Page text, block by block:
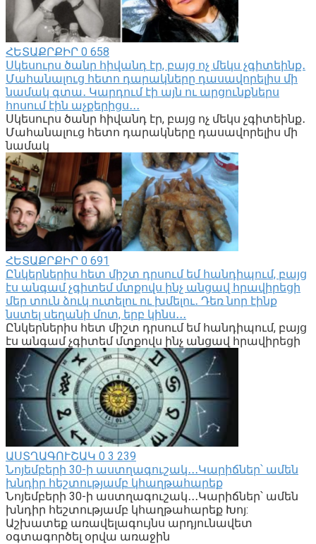
ՀԵՏԱՔՐՔԻՐ 0 658
Սկեսուրս ծանր հիվանդ էր, բայց ոչ մեկս չգիտեինք․
Մահանալուց հետո դարակները դասավորելիս մի
նամակ գտա․ Կարդում էի այն ու արցունքներս
հոսում էին աչքերիցս․․․
Սկեսուրս ծանր հիվանդ էր, բայց ոչ մեկս չգիտեինք․
Մահանալուց հետո դարակները դասավորելիս մի
նամակ
ՀԵՏԱՔՐՔԻՐ 0 691
Ընկերներիս հետ միշտ դրսում եմ հանդիպում, բայց
էս անգամ չգիտեմ մտքովս ինչ անցավ հրավիրեցի
մեր տուն ձուկ ուտելու ու խմելու․ Դեռ նոր էինք
նստել սեղանի մոտ, երբ կինս․․․
Ընկերներիս հետ միշտ դրսում եմ հանդիպում, բայց
էս անգամ չգիտեմ մտքովս ինչ անցավ հրավիրեցի
ԱՍՏՂԱԳՈՒՇԱԿ 0 3 239
Նոյեմբերի 30-ի աստղագուշակ․․․Կարիճներ՝ ամեն
խնդիր հեշտությամբ կհաղթահարեք
Նոյեմբերի 30-ի աստղագուշակ․․․Կարիճներ՝ ամեն
խնդիր հեշտությամբ կհաղթահարեք Խոյ:
Աշխատեք առավելագույնս արդյունավետ
օգտագործել օրվա առաջին